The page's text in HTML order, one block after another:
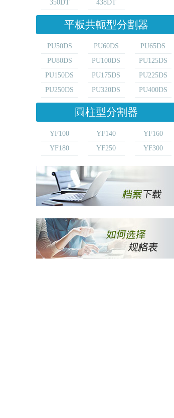
350DT
438DT
平板共軛型分割器
PU50DS PU60DS
PU65DS
PU80DS
PU100DS
PU125DS
PU150DS
PU175DS
PU225DS
PU250DS
PU320DS PU400DS
圓柱型分割器
YF100 YF140
YF160
YF180
YF250 YF300